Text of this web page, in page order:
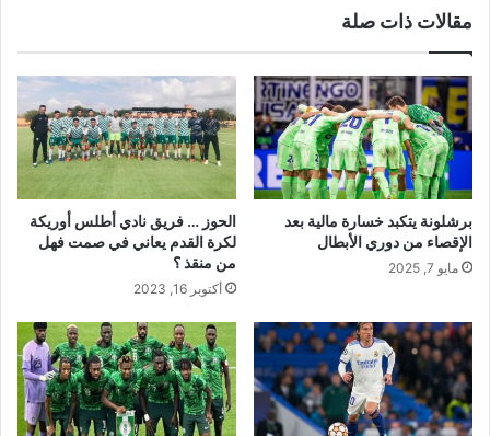
مقالات ذات صلة
برشلونة يتكبد خسارة مالية بعد
الإقصاء من دوري الأبطال
مايو 7, 2025
الحوز … فريق نادي أطلس أوريكة
لكرة القدم يعاني في صمت فهل
من منقذ ؟
أكتوبر 16, 2023